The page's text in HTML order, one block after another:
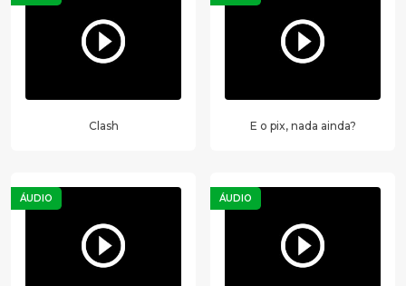
Clash E o pix, nada ainda?
ÁUDIO ÁUDIO